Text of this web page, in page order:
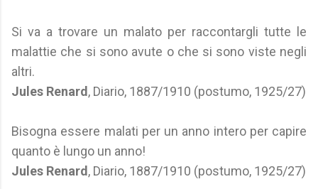
Si va a trovare un malato per raccontargli tutte le
malattie che si sono avute o che si sono viste negli
altri.
Jules Renard , Diario, 1887/1910 (postumo, 1925/27)
Bisogna essere malati per un anno intero per capire
quanto è lungo un anno!
Jules Renard , Diario, 1887/1910 (postumo, 1925/27)